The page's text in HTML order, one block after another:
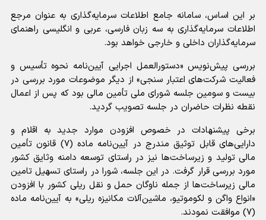
بر این اساس، سامانه جامع اطلاعات سرمایه‌گذاری به عنوان مرجع
اطلاعات سرمایه‌گذاری به سه زبان فارسی، عربی و انگلیسی راهنمای
سرمایه‌گذاران داخلی و خارجی خواهد بود.
بررسی پیش‌نویس «دستورالعمل اجرایی آیین‌نامه نحوه تأسیس و
فعالیت شرکت‌های اعتبار سنجی» از دیگر موضوعات مورد بررسی در
بیست و سومین جلسه شورای ملی تأمین مالی بود که پس از اعمال
نقطه نظرات حاضران در جلسه تصویب گردید.
برخی پیشنهادات در خصوص افزودن موارد جدید به اقلام و
دارایی‌های قابل توثیق مندرج در آیین‌نامه ماده (۷) قانون تأمین
مالی تولید و زیرساخت‌ها نیز در راستای توسعه دامنه وثایق کشور
مورد بررسی قرار گرفت. در این جلسه، شورا در راستای تسهیل تامین
مالی زیرساخت‌ها از جمله ناوگان حمل و نقل ریلی کشور با افزودن
«انواع واگن و لکوموتیو، ماشین‌آلات مکانیزه ریلی» به آیین‌نامه ماده
(۷) موافقت نمودند.